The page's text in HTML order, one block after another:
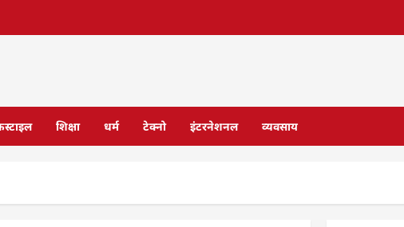
शिक्षा धर्म टेक्नो इंटरनेशनल व्यवसाय